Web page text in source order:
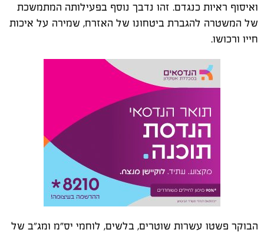
ואיסוף ראיות כנגדם. זהו נדבך נוסף בפעילותה המתמשכת
של המשטרה להגברת ביטחונו של האזרח, שמירה על איכות
חייו ורכושו.
הבוקר פשטו עשרות שוטרים, בלשים, לוחמי יס"מ ומג"ב של